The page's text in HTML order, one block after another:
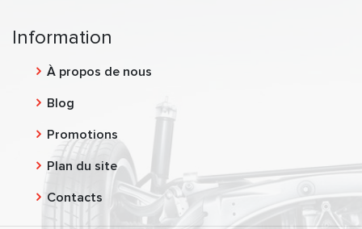
Information
À propos de nous
Blog
Promotions
Plan du site
Contacts